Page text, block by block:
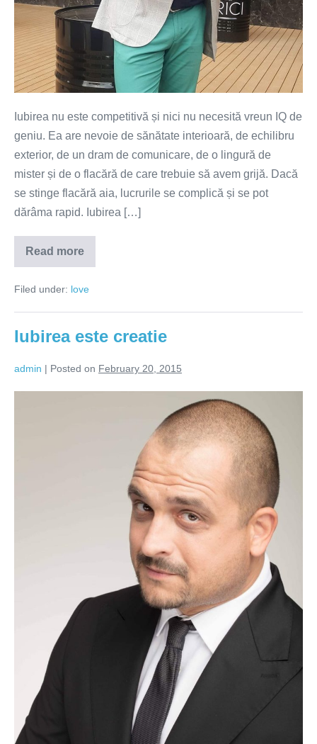
Iubirea nu este competitivă și nici nu necesită vreun IQ de
geniu. Ea are nevoie de sănătate interioară, de echilibru
exterior, de un dram de comunicare, de o lingură de
mister și de o flacără de care trebuie să avem grijă. Dacă
se stinge flacără aia, lucrurile se complică și se pot
dărâma rapid. Iubirea […]
Read more
Iubirea
nu
o
a
Filed under: love
Iubirea este creatie
admin | Posted on February 20, 2015